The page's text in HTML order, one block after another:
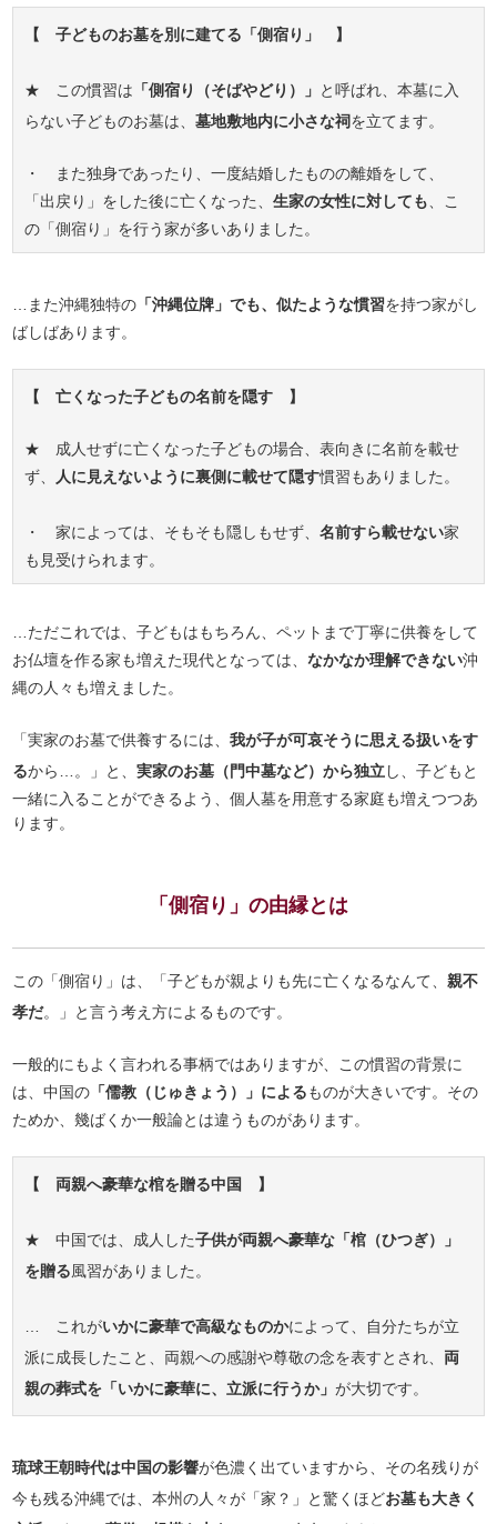
【 子どものお墓を別に建てる「側宿り」 】
★ この慣習は 「側宿り（そばやどり）」 と呼ばれ、本墓に入
らない子どものお墓は、墓地敷地内に小さな祠を立てます。
・ また独身であったり、一度結婚したものの離婚をして、
「出戻り」をした後に亡くなった、生家の女性に対しても、こ
の「側宿り」を行う家が多いありました。
…また沖縄独特の 「沖縄位牌」でも、似たような慣習を持つ家がし
ばしばあります。
【 亡くなった子どもの名前を隠す 】
★ 成人せずに亡くなった子どもの場合、表向きに名前を載せ
ず、
人に見えないように裏側に載せて隠す慣習もありました。
・ 家によっては、そもそも隠しもせず、名前すら載せない家
も見受けられます。
…ただこれでは、子どもはもちろん、ペットまで丁寧に供養をして
お仏壇を作る家も増えた現代となっては、なかなか理解できない沖
縄の人々も増えました。
「実家のお墓で供養するには、我が子が可哀そうに思える扱いをす
るから…。」と、実家のお墓（門中墓など）から独立し、子どもと
一緒に入ることができるよう、個人墓を用意する家庭も増えつつあ
ります。
「側宿り」の由縁とは
この「側宿り」は、「子どもが親よりも先に亡くなるなんて、親不
孝だ。」と言う考え方によるものです。
一般的にもよく言われる事柄ではありますが、この慣習の背景に
は、中国の 「儒教（じゅきょう）」によるものが大きいです。その
ためか、幾ばくか一般論とは違うものがあります。
【 両親へ豪華な棺を贈る中国 】
★ 中国では、成人した子供が両親へ豪華な「棺（ひつぎ）」
を贈る風習がありました。
… これがいかに豪華で高級なものかによって、自分たちが立
派に成長したこと、両親への感謝や尊敬の念を表すとされ、 両
親の葬式を「いかに豪華に、立派に行うか」が大切です。
琉球王朝時代は中国の影響が色濃く出ていますから、その名残りが
今も残る沖縄では、本州の人々が「家？」と驚くほどお墓も大きく